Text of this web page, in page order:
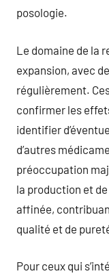
posologie.
Le domaine de la
expansion, avec
régulièrement.
confirmer les
identifier
d’autres
préoccupation
la production et de
affinée,
qualité et de
Pour ceux qui